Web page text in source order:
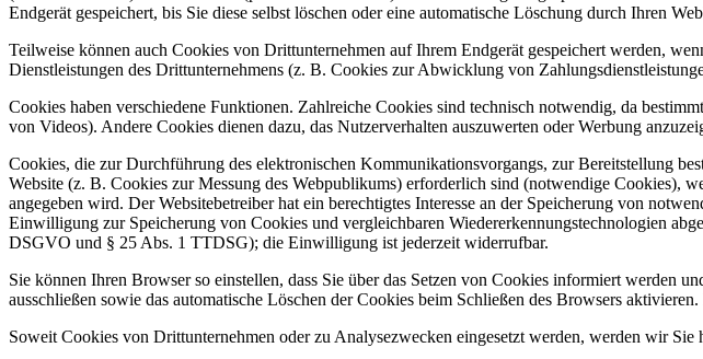
Endgerät gespeichert, bis Sie diese selbst löschen oder eine automatische Löschung durch Ihren
Teilweise können auch Cookies von Drittunternehmen auf Ihrem Endgerät gespeichert werden,
Dienstleistungen des Drittunternehmens (z. B. Cookies zur Abwicklung von
Cookies haben verschiedene Funktionen. Zahlreiche Cookies sind technisch notwendig, da
von Videos). Andere Cookies dienen dazu, das Nutzerverhalten auszuwerten oder Werbung
Cookies, die zur Durchführung des elektronischen Kommunikationsvorgangs, zur Bereitstellung
Website (z. B. Cookies zur Messung des Webpublikums) erforderlich sind (notwendige Cookies),
angegeben wird. Der Websitebetreiber hat ein berechtigtes Interesse an der Speicherung von
Einwilligung zur Speicherung von Cookies und vergleichbaren Wiedererkennungstechnologien
DSGVO und § 25 Abs. 1 TTDSG); die Einwilligung ist jederzeit widerrufbar.
Sie können Ihren Browser so einstellen, dass Sie über das Setzen von Cookies informiert werden
ausschließen sowie das automatische Löschen der Cookies beim Schließen des Browsers
Soweit Cookies von Drittunternehmen oder zu Analysezwecken eingesetzt werden, werden wir